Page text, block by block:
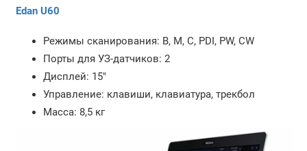
Edan U60
Режимы сканирования: B, M, C, PDI, PW, CW
Порты для УЗ-датчиков: 2
Дисплей: 15"
Управление: клавиши, клавиатура, трекбол
Масса: 8,5 кг